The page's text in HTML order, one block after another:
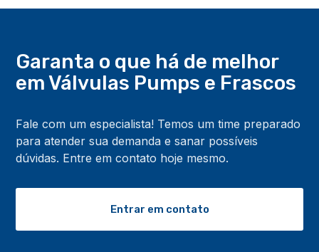
Garanta o que há de melhor
em Válvulas Pumps e Frascos
Fale com um especialista! Temos um time preparado
para atender sua demanda e sanar possíveis
dúvidas. Entre em contato hoje mesmo.
Entrar em contato